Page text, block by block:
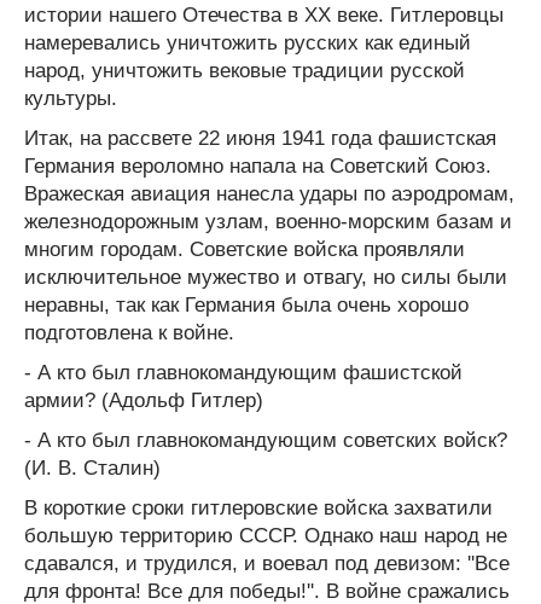
истории нашего Отечества в XX веке. Гитлеровцы
намеревались уничтожить русских как единый
народ, уничтожить вековые традиции русской
культуры.
Итак, на рассвете 22 июня 1941 года фашистская
Германия вероломно напала на Советский Союз.
Вражеская авиация нанесла удары по аэродромам,
железнодорожным узлам, военно-морским базам и
многим городам. Советские войска проявляли
исключительное мужество и отвагу, но силы были
неравны, так как Германия была очень хорошо
подготовлена к войне.
- А кто был главнокомандующим фашистской
армии? (Адольф Гитлер)
- А кто был главнокомандующим советских войск?
(И. В. Сталин)
В короткие сроки гитлеровские войска захватили
большую территорию СССР. Однако наш народ не
сдавался, и трудился, и воевал под девизом: ''Все
для фронта! Все для победы!''. В войне сражались